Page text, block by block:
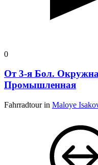
0
От 3-я Бол.
Промышленная
Fahrradtour in Maloye